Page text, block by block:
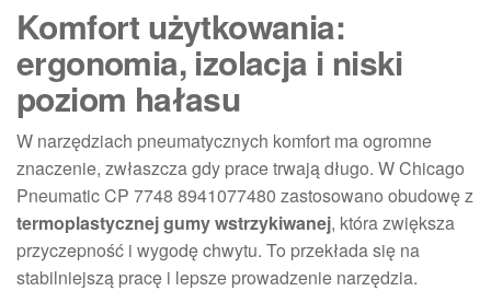
Komfort użytkowania:
ergonomia, izolacja i niski
poziom hałasu
W narzędziach pneumatycznych komfort ma ogromne
znaczenie, zwłaszcza gdy prace trwają długo. W Chicago
Pneumatic CP 7748 8941077480 zastosowano obudowę z
termoplastycznej gumy wstrzykiwanej, która zwiększa
przyczepność i wygodę chwytu. To przekłada się na
stabilniejszą pracę i lepsze prowadzenie narzędzia.